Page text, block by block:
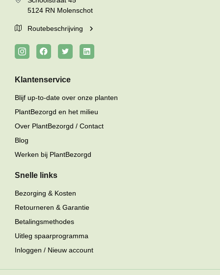
5124 RN Molenschot
Routebeschrijving
Klantenservice
Blijf up-to-date over onze planten
PlantBezorgd en het milieu
Over PlantBezorgd / Contact
Blog
Werken bij PlantBezorgd
Snelle links
Bezorging & Kosten
Retourneren & Garantie
Betalingsmethodes
Uitleg spaarprogramma
Inloggen / Nieuw account